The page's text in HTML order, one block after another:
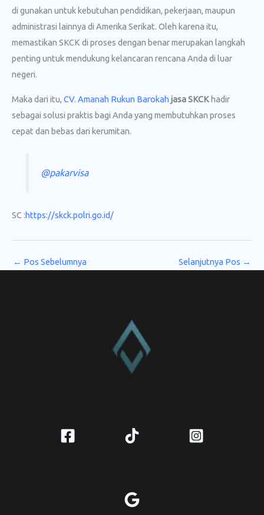
di gunakan untuk kebutuhan pendidikan, pekerjaan, maupun
administrasi lainnya di Amerika Serikat. Oleh karena itu,
memastikan SKCK di proses dengan benar merupakan langkah
penting untuk mendukung kelancaran rencana Anda di luar
negeri.
Maka dari itu, CV. Amanah Rukun Barokah jasa SKCK hadir
sebagai solusi praktis bagi Anda yang membutuhkan proses
cepat dan bebas dari kerumitan.
@pakarvisa
SC :https://skck.polri.go.id/
← Pos Sebelumnya Selanjutnya Pos →